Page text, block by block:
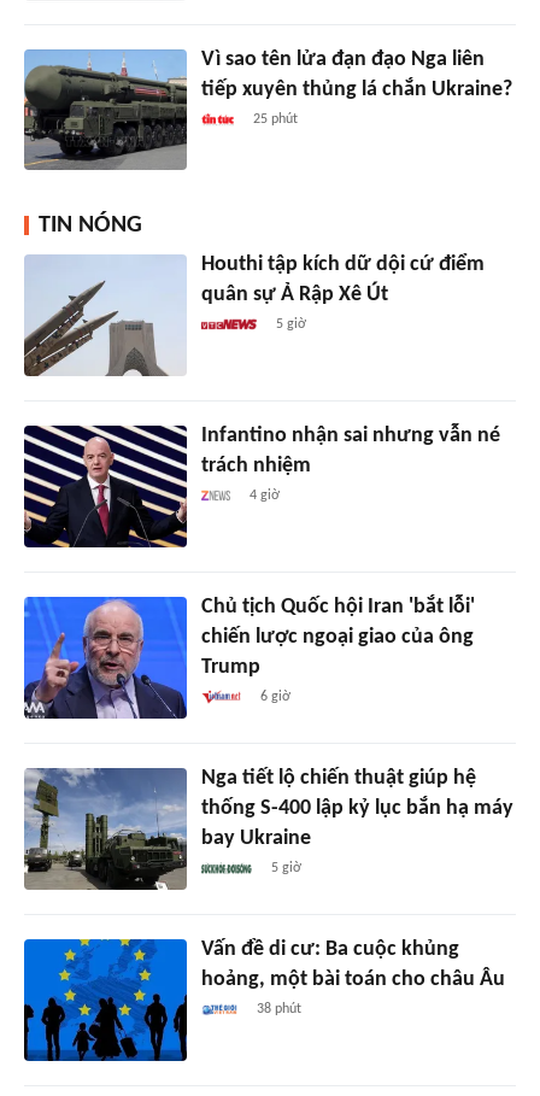
Vì sao tên lửa đạn đạo Nga liên
tiếp xuyên thủng lá chắn Ukraine?
25 phút
TIN NÓNG
Houthi tập kích dữ dội cứ điểm
quân sự Ả Rập Xê Út
5 giờ
Infantino nhận sai nhưng vẫn né
trách nhiệm
4 giờ
Chủ tịch Quốc hội Iran 'bắt lỗi'
chiến lược ngoại giao của ông
Trump
6 giờ
Nga tiết lộ chiến thuật giúp hệ
thống S-400 lập kỷ lục bắn hạ máy
bay Ukraine
5 giờ
Vấn đề di cư: Ba cuộc khủng
hoảng, một bài toán cho châu Âu
38 phút